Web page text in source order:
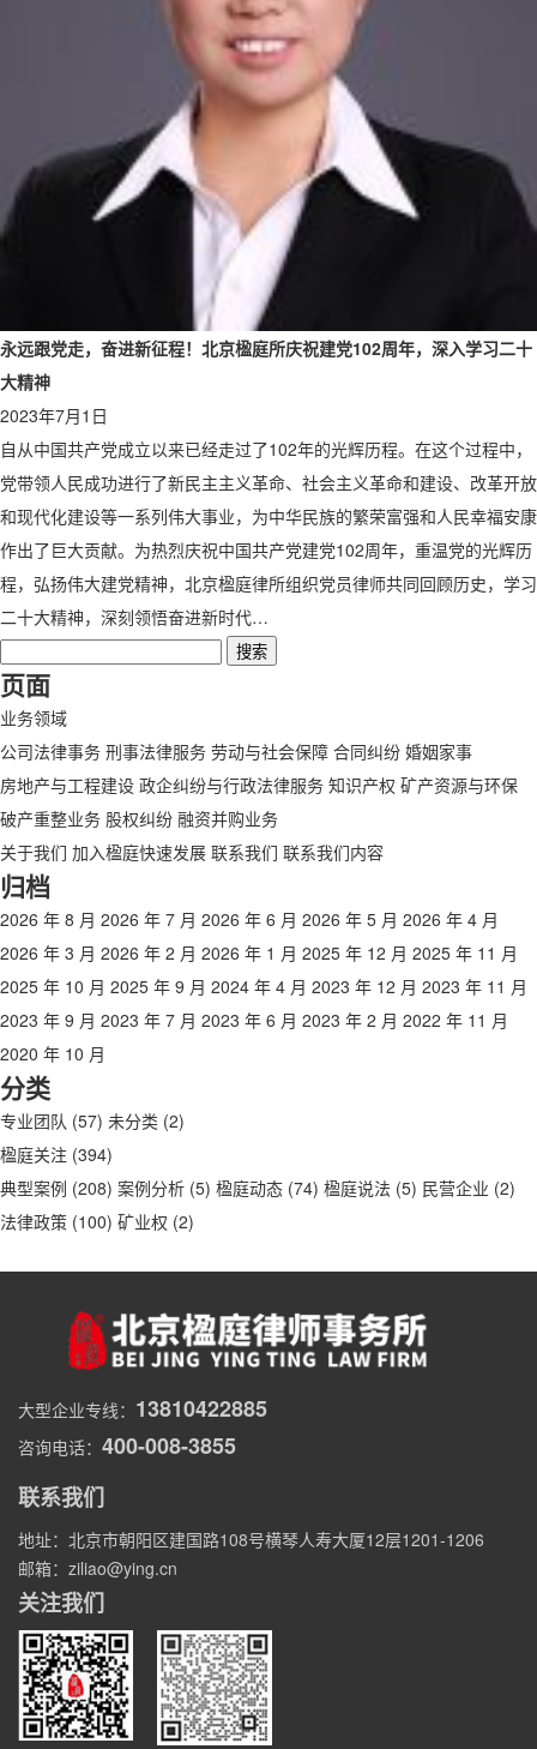
永远跟党走，奋进新征程！北京楹庭所庆祝建党102周年，深入学习二十
大精神
2023年7月1日
自从中国共产党成立以来已经走过了102年的光辉历程。在这个过程中，
党带领人民成功进行了新民主主义革命、社会主义革命和建设、改革开放
和现代化建设等一系列伟大事业，为中华民族的繁荣富强和人民幸福安康
作出了巨大贡献。为热烈庆祝中国共产党建党102周年，重温党的光辉历
程，弘扬伟大建党精神，北京楹庭律所组织党员律师共同回顾历史，学习
二十大精神，深刻领悟奋进新时代…
页面
业务领域
公司法律事务 刑事法律服务 劳动与社会保障 合同纠纷 婚姻家事
房地产与工程建设 政企纠纷与行政法律服务 知识产权 矿产资源与环保
破产重整业务 股权纠纷 融资并购业务
关于我们 加入楹庭快速发展 联系我们 联系我们内容
归档
2026 年 8 月 2026 年 7 月 2026 年 6 月 2026 年 5 月 2026 年 4 月
2026 年 3 月 2026 年 2 月 2026 年 1 月 2025 年 12 月 2025 年 11 月
2025 年 10 月 2025 年 9 月 2024 年 4 月 2023 年 12 月 2023 年 11 月
2023 年 9 月 2023 年 7 月 2023 年 6 月 2023 年 2 月 2022 年 11 月
2020 年 10 月
分类
专业团队 (57) 未分类 (2)
楹庭关注 (394)
典型案例 (208) 案例分析 (5) 楹庭动态 (74) 楹庭说法 (5) 民营企业 (2)
法律政策 (100) 矿业权 (2)
大型企业专线： 13810422885
咨询电话： 400-008-3855
联系我们
地址：北京市朝阳区建国路108号横琴人寿大厦12层1201-1206
邮箱：ziliao@ying.cn
关注我们